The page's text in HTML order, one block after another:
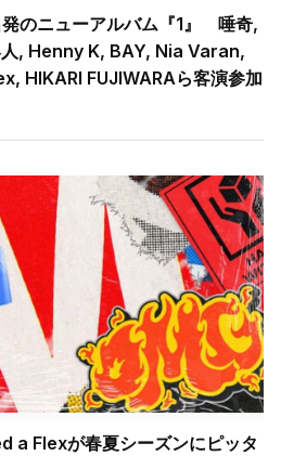
のニューアルバム『1』 唾奇,
, Henny K, BAY, Nia Varan,
HIKARI FUJIWARAら客演参加
a Flexが春夏シーズンにピッタ